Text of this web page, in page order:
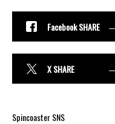
Facebook SHARE
X SHARE
Spincoaster SNS